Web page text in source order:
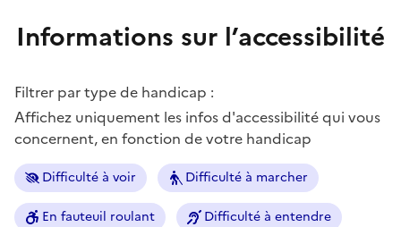
Informations sur l’accessibilité
Filtrer par type de handicap :
Affichez uniquement les infos d'accessibilité qui vous
concernent, en fonction de votre handicap
Difficulté à voir Difficulté à marcher
En fauteuil roulant Difficulté à entendre